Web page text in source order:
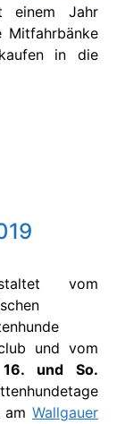
Jahr
Mitfahrbänke
in die
vom
und vom
und So.
amWallgauer